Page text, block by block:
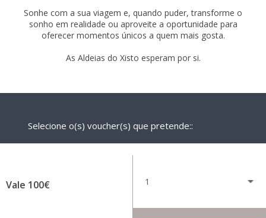
Sonhe com a sua viagem e, quando puder, transforme o
sonho em realidade ou aproveite a oportunidade para
oferecer momentos únicos a quem mais gosta.
As Aldeias do Xisto esperam por si.
Selecione o(s) voucher(s) que pretende::
Vale 100€